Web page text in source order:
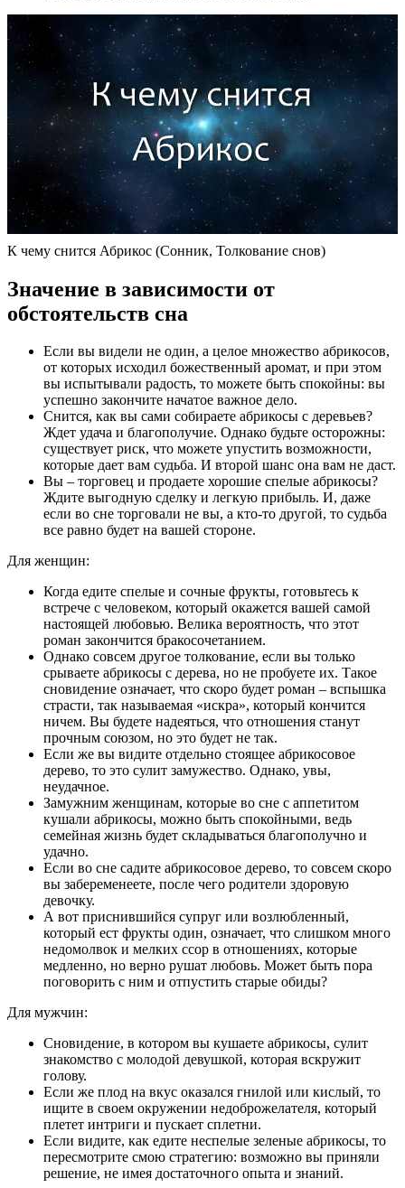
К чему снится Абрикос (Сонник, Толкование снов)
Значение в зависимости от
обстоятельств сна
Если вы видели не один, а целое множество абрикосов,
от которых исходил божественный аромат, и при этом
вы испытывали радость, то можете быть спокойны: вы
успешно закончите начатое важное дело.
Снится, как вы сами собираете абрикосы с деревьев?
Ждет удача и благополучие. Однако будьте осторожны:
существует риск, что можете упустить возможности,
которые дает вам судьба. И второй шанс она вам не даст.
Вы – торговец и продаете хорошие спелые абрикосы?
Ждите выгодную сделку и легкую прибыль. И, даже
если во сне торговали не вы, а кто-то другой, то судьба
все равно будет на вашей стороне.
Для женщин:
Когда едите спелые и сочные фрукты, готовьтесь к
встрече с человеком, который окажется вашей самой
настоящей любовью. Велика вероятность, что этот
роман закончится бракосочетанием.
Однако совсем другое толкование, если вы только
срываете абрикосы с дерева, но не пробуете их. Такое
сновидение означает, что скоро будет роман – вспышка
страсти, так называемая «искра», который кончится
ничем. Вы будете надеяться, что отношения станут
прочным союзом, но это будет не так.
Если же вы видите отдельно стоящее абрикосовое
дерево, то это сулит замужество. Однако, увы,
неудачное.
Замужним женщинам, которые во сне с аппетитом
кушали абрикосы, можно быть спокойными, ведь
семейная жизнь будет складываться благополучно и
удачно.
Если во сне садите абрикосовое дерево, то совсем скоро
вы забеременеете, после чего родители здоровую
девочку.
А вот приснившийся супруг или возлюбленный,
который ест фрукты один, означает, что слишком много
недомолвок и мелких ссор в отношениях, которые
медленно, но верно рушат любовь. Может быть пора
поговорить с ним и отпустить старые обиды?
Для мужчин:
Сновидение, в котором вы кушаете абрикосы, сулит
знакомство с молодой девушкой, которая вскружит
голову.
Если же плод на вкус оказался гнилой или кислый, то
ищите в своем окружении недоброжелателя, который
плетет интриги и пускает сплетни.
Если видите, как едите неспелые зеленые абрикосы, то
пересмотрите смою стратегию: возможно вы приняли
решение, не имея достаточного опыта и знаний.